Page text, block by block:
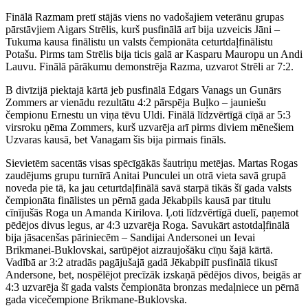
Finālā Razmam pretī stājās viens no vadošajiem veterānu grupas
pārstāvjiem Aigars Strēlis, kurš pusfinālā arī bija uzveicis Jāni –
Tukuma kausa finālistu un valsts čempionāta ceturtdaļfinālistu
Potašu. Pirms tam Strēlis bija ticis galā ar Kasparu Mauropu un Andi
Lauvu. Finālā pārākumu demonstrēja Razma, uzvarot Strēli ar 7:2.
B divīzijā piektajā kārtā jeb pusfinālā Edgars Vanags un Gunārs
Zommers ar vienādu rezultātu 4:2 pārspēja Buļko – jauniešu
čempionu Ernestu un viņa tēvu Uldi. Finālā līdzvērtīgā cīņā ar 5:3
virsroku ņēma Zommers, kurš uzvarēja arī pirms diviem mēnešiem
Uzvaras kausā, bet Vanagam šis bija pirmais fināls.
Sievietēm sacentās visas spēcīgākās šautriņu metējas. Martas Rogas
zaudējums grupu turnīrā Anitai Punculei un otrā vieta savā grupā
noveda pie tā, ka jau ceturtdaļfinālā savā starpā tikās šī gada valsts
čempionāta finālistes un pērnā gada Jēkabpils kausā par titulu
cīnījušās Roga un Amanda Kirilova. Ļoti līdzvērtīgā duelī, paņemot
pēdējos divus legus, ar 4:3 uzvarēja Roga. Savukārt astotdaļfinālā
bija jāsacenšas pāriniecēm – Sandijai Andersonei un Ievai
Brikmanei-Buklovskai, sarūpējot aizraujošāku cīņu šajā kārtā.
Vadībā ar 3:2 atradās pagājušajā gadā Jēkabpilī pusfinālā tikusī
Andersone, bet, nospēlējot precīzāk izskaņā pēdējos divos, beigās ar
4:3 uzvarēja šī gada valsts čempionāta bronzas medaļniece un pērnā
gada vicečempione Brikmane-Buklovska.